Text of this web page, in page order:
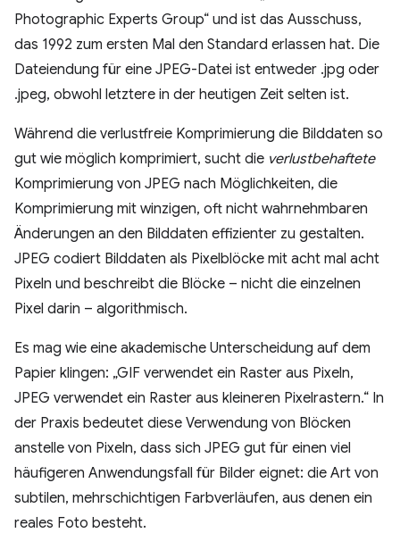
Photographic Experts Group“ und ist das Ausschuss,
das 1992 zum ersten Mal den Standard erlassen hat. Die
Dateiendung für eine JPEG-Datei ist entweder .jpg oder
.jpeg, obwohl letztere in der heutigen Zeit selten ist.
Während die verlustfreie Komprimierung die Bilddaten so
gut wie möglich komprimiert, sucht die verlustbehaftete
Komprimierung von JPEG nach Möglichkeiten, die
Komprimierung mit winzigen, oft nicht wahrnehmbaren
Änderungen an den Bilddaten effizienter zu gestalten.
JPEG codiert Bilddaten als Pixelblöcke mit acht mal acht
Pixeln und beschreibt die Blöcke – nicht die einzelnen
Pixel darin – algorithmisch.
Es mag wie eine akademische Unterscheidung auf dem
Papier klingen: „GIF verwendet ein Raster aus Pixeln,
JPEG verwendet ein Raster aus kleineren Pixelrastern.“ In
der Praxis bedeutet diese Verwendung von Blöcken
anstelle von Pixeln, dass sich JPEG gut für einen viel
häufigeren Anwendungsfall für Bilder eignet: die Art von
subtilen, mehrschichtigen Farbverläufen, aus denen ein
reales Foto besteht.